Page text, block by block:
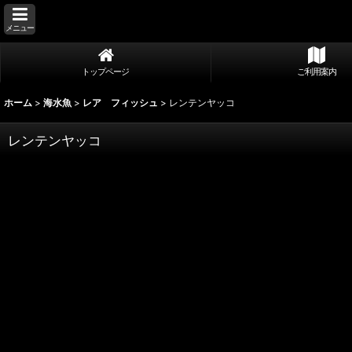
メニュー
トップページ ご利用案内
ホーム > 海水魚 > レア フィッシュ > レンテンヤッコ
レンテンヤッコ